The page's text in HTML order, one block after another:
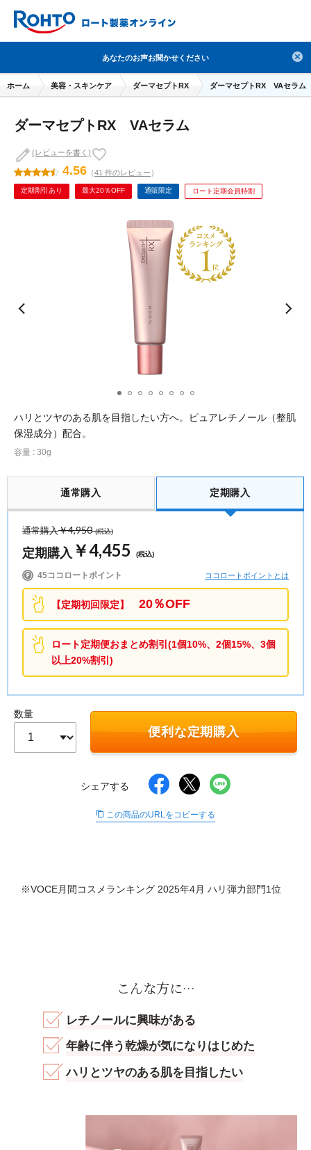
人気のキーワードで検索
目薬 ロートV5 日焼け止め 熱中症対策
デオコ セラミド オバジ
アゼライン酸
冬虫夏草 セノビック
メラノCC ケアセラ 美容サプリメント
制汗剤 洗顔 数量限定
使用用途から探す
検索
ログイン / 新規会員登録
商品を探す
サプリメント・食品
∟ 美容サプリメント
∟ スキンケア
∟ メイク
その他
お得にお買い物
おトクなロート定期便
読みもの
スタッフのお気に入り
ロート製薬の想い
新着情報
お問い合わせ
個人情報の取り扱い
医薬品の販売に関する表示
特定商取引に関する法律に基づく表記
あなたのお声お聞かせください
ホーム 美容・スキンケア ダーマセプトRX ダーマセプトRX VAセラム
ダーマセプトRX VAセラム
4.56 （41 件のレビュー ）
(レビューを書く)
定期割引あり 最大20％OFF 通販限定 ロート定期会員特割
ハリとツヤのある肌を目指したい方へ。ピュアレチノール（整肌
保湿成分）配合。
容量 : 30g
通常購入 定期購入
通常購入￥4,950 (税込)
定期購入 ￥4,455 (税込)
45ココロートポイント ココロートポイントとは
【定期初回限定】 20％OFF
ロート定期便おまとめ割引(1個10%、2個15%、3個
以上20%割引)
数量
便利な定期購入
シェアする
この商品のURLをコピーする
※VOCE月間コスメランキング 2025年4月 ハリ弾力部門1位
こんな方に…
レチノールに興味がある
年齢に伴う乾燥が気になりはじめた
ハリとツヤのある肌を目指したい